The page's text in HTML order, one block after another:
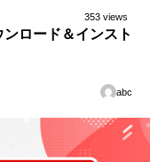
353 views
ロード＆インスト
abc